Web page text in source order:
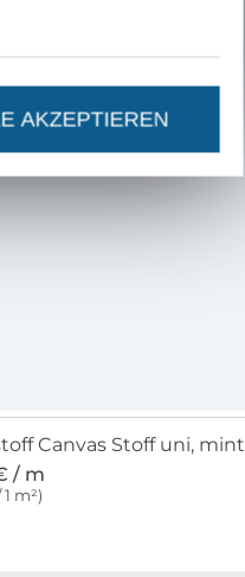
Canvas Stoff uni, mint
/ m
m²)
AKZEPTIEREN